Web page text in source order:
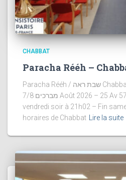
CHABBAT
Paracha Rééh –
Paracha Rééh / שבת ראה Chabbat Mévaré’khim / שבת
מברכים 7/8 Août 2026 – 25 Av 5786 / כ’ה אב תשפ’וDébut
vendredi soir à 21h02 – Fin
horaires de Chabbat
Lire la suite